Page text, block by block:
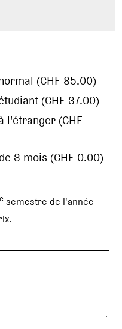
(CHF 85.00)
(CHF 37.00)
l'étranger (CHF
3 mois (CHF 0.00)
e semestre de l'année